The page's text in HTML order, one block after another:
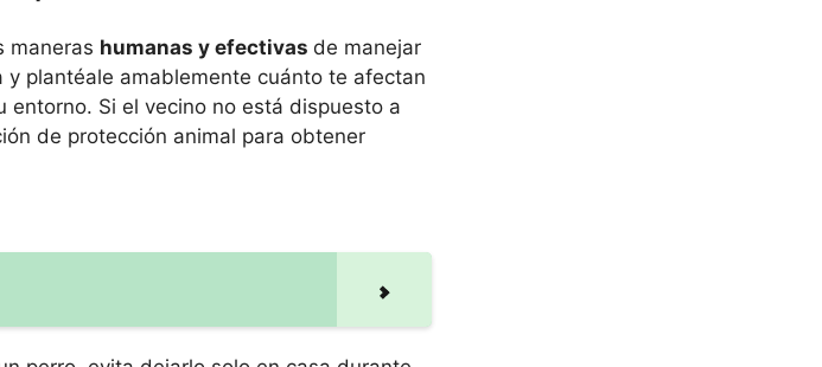
maneras humanas y efectivas de manejar
plantéale amablemente cuánto te afectan
Si el vecino no está dispuesto a
de protección animal para obtener